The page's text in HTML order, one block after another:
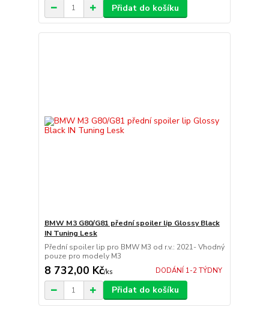
Přidat do košíku
BMW M3 G80/G81 přední spoiler lip Glossy Black
IN Tuning Lesk
Přední spoiler lip pro BMW M3 od r.v.: 2021- Vhodný
pouze pro modely M3
8 732,00 Kč/ks DODÁNÍ 1-2 TÝDNY
Přidat do košíku